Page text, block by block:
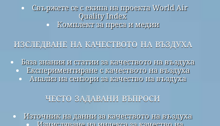
Свържете се с екипа на проекта World Air
Quality Index
Комплект за преса и медии
изследване на качеството на въздуха
База знания и статии за качеството на въздуха
Експериментиране с качеството на въздуха
Анализ на сензори за качество на въздуха
често задавани въпроси
Източник на данни за качеството на въздуха
Изчисляване на индекса за качество на